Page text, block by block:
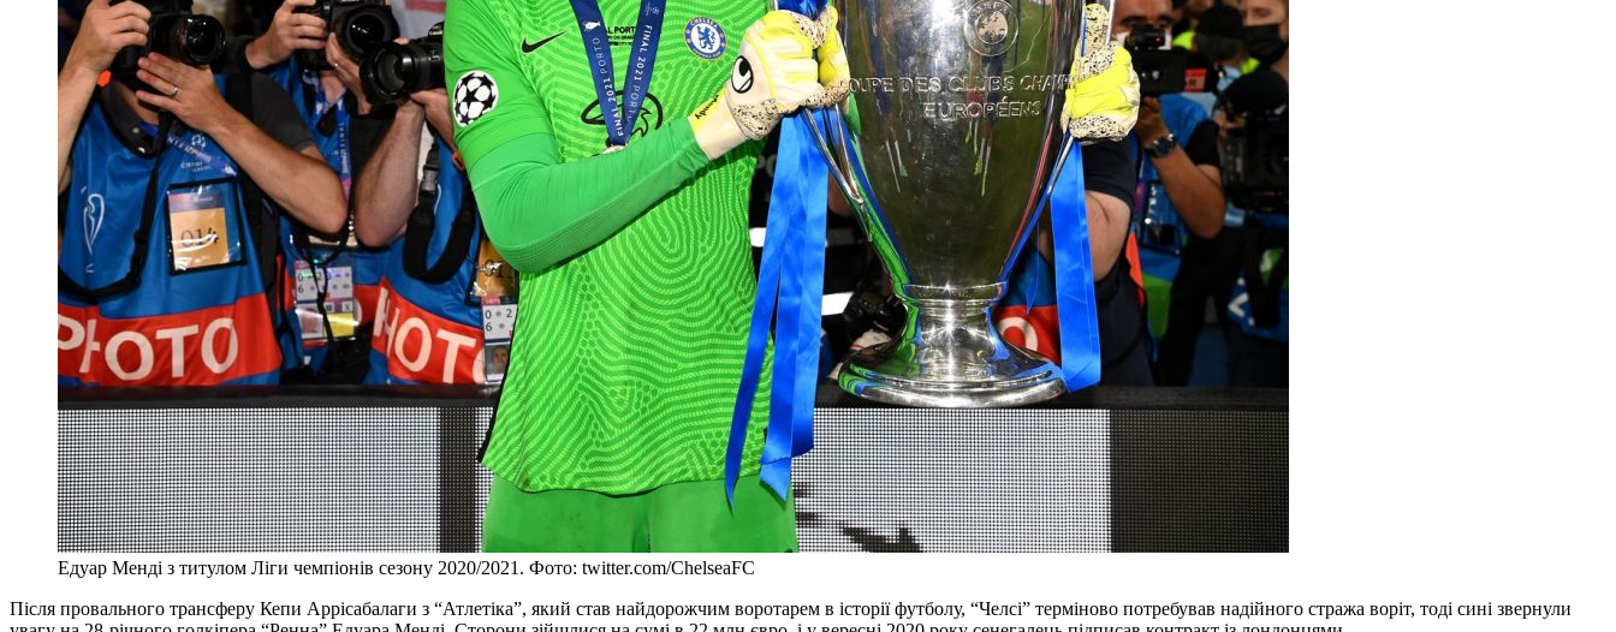
Едуар Менді з титулом Ліги чемпіонів сезону 2020/2021. Фото: twitter.com/ChelseaFC
Після провального трансферу Кепи Аррісабалаги з “Атлетіка”, який став найдорожчим воротарем в історії футболу, “Челсі” терміново потребував надійного стража воріт, тоді сині звернули